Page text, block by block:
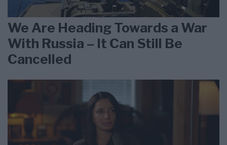
We Are Heading Towards a War
With Russia – It Can Still Be
Cancelled